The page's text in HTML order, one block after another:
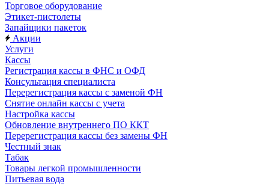
Торговое оборудование
Этикет-пистолеты
Запайщики пакеток
Акции
Услуги
Кассы
Регистрация кассы в ФНС и ОФД
Консультация специалиста
Перерегистрация кассы с заменой ФН
Снятие онлайн кассы с учета
Настройка кассы
Обновление внутреннего ПО ККТ
Перерегистрация кассы без замены ФН
Честный знак
Табак
Товары легкой промышленности
Питьевая вода